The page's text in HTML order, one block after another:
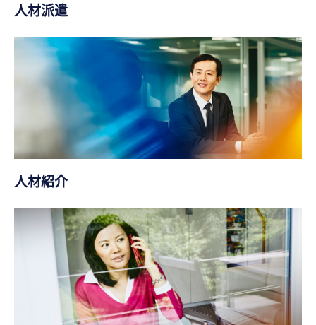
人材派遣
人材紹介